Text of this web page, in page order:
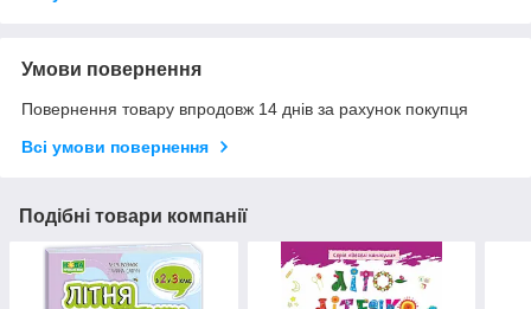
Умови повернення
Повернення товару впродовж 14 днів за рахунок покупця
Всі умови повернення
Подібні товари компанії